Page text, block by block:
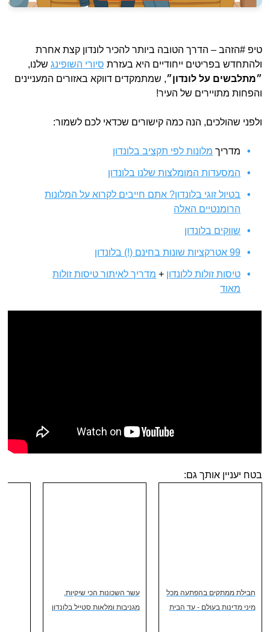
טיפ #הזהב – הדרך הטובה ביותר להכיר לונדון קצת אחרת
ולהתחדש בפריטים ייחודיים היא בעזרת סיורי השופינג שלנו,
״מתלבשים על לונדון״, שמתמקדים דווקא באזורים המעניינים
והפחות מתויירים של העיר!
ולפני שהולכים, הנה כמה קישורים שכדאי לכם לשמור:
מדריך מלונות לפי תקציב בלונדון
המסעדות המומלצות שלנו בלונדון
בטיול זוגי בלונדון? אתם חייבים לקרוא על המלונות
הרומנטיים האלה
שווקים בלונדון
99 אטרקציות שונות בחינם (!) בלונדון
טיסות זולות ללונדון + מדריך לאיתור טיסות זולות
מאוד
בטח יעניין אותך גם:
חבילת ממתקים בהפתעה מכל
מיני מדינות בעולם - עד הבית
עשר השכונות הכי שיקיות,
מגניבות ומלאות סטייל בלונדון